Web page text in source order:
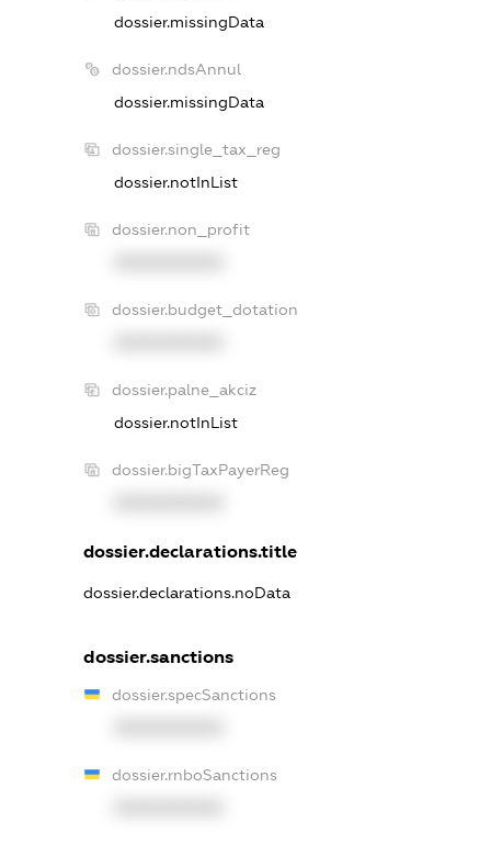
dossier.missingData
dossier.ndsAnnul
dossier.missingData
dossier.single_tax_reg
dossier.notInList
dossier.non_profit
dossier.budget_dotation
dossier.palne_akciz
dossier.notInList
dossier.bigTaxPayerReg
dossier.declarations.title
dossier.declarations.noData
dossier.sanctions
dossier.specSanctions
dossier.rnboSanctions